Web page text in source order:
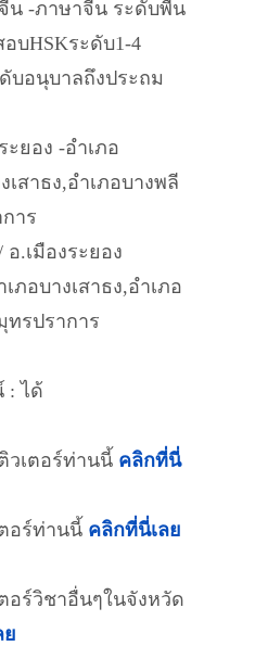
น -ภาษาจีน ระดับพื้น
บHSKระดับ1-4
อนุบาลถึงประถม
ะยอง -อำเภอ
เสาธง,อำเภอบางพลี
าร
อ.เมืองระยอง
ภอบางเสาธง,อำเภอ
ทรปราการ
: ได้
วเตอร์ท่านนี้ คลิกที่นี่
อร์ท่านนี้ คลิกที่นี่เลย
อร์วิชาอื่นๆในจังหวัด
ย